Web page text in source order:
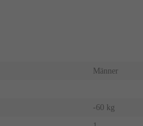
Männer
-60 kg